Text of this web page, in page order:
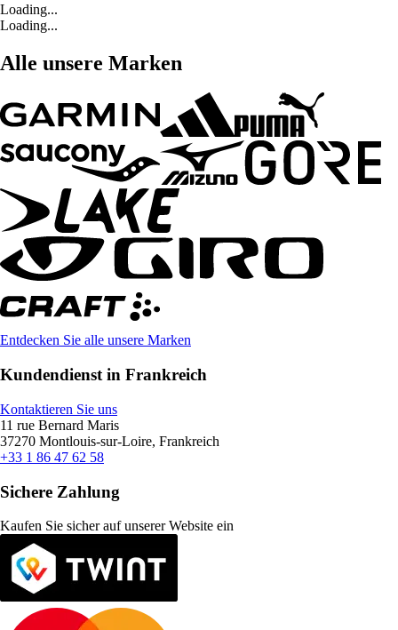
Loading...
Loading...
Alle unsere Marken
Entdecken Sie alle unsere Marken
Kundendienst in Frankreich
Kontaktieren Sie uns
11 rue Bernard Maris
37270 Montlouis-sur-Loire, Frankreich
+33 1 86 47 62 58
Sichere Zahlung
Kaufen Sie sicher auf unserer Website ein